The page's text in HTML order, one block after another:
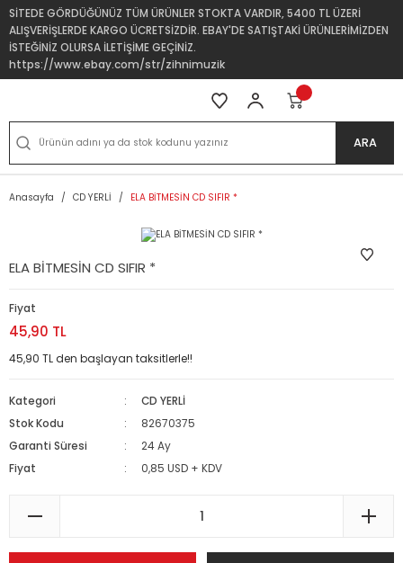
SİTEDE GÖRDÜĞÜNÜZ TÜM ÜRÜNLER STOKTA VARDIR, 5400 TL ÜZERİ
ALIŞVERİŞLERDE KARGO ÜCRETSİZDİR. EBAY'DE SATIŞTAKİ ÜRÜNLERİMİZDEN
İSTEĞİNİZ OLURSA İLETİŞİME GEÇİNİZ.
https://www.ebay.com/str/zihnimuzik
ARA
Anasayfa CD YERLİ ELA BİTMESİN CD SIFIR *
ELA BİTMESİN CD SIFIR *
Fiyat
45,90 TL
45,90 TL den başlayan taksitlerle!!
Kategori
CD YERLİ
Stok Kodu
82670375
Garanti Süresi
24 Ay
Fiyat
0,85 USD + KDV